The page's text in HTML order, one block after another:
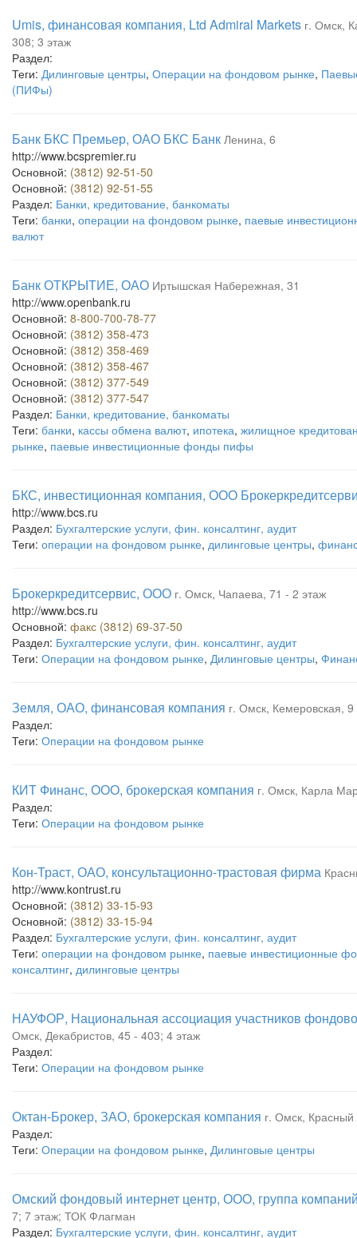
Umis, финансовая компания, Ltd Admiral Markets г. Омск,
308; 3 этаж
Раздел:
Теги: Дилинговые центры, Операции на фондовом рынке,
(ПИФы)
Банк БКС Премьер, ОАО БКС Банк Ленина, 6
http://www.bcspremier.ru
Основной: (3812) 92-51-50
Основной: (3812) 92-51-55
Раздел: Банки, кредитование, банкоматы
Теги: банки, операции на фондовом рынке, паевые
валют
Банк ОТКРЫТИЕ, ОАО Иртышская Набережная, 31
http://www.openbank.ru
Основной: 8-800-700-78-77
Основной: (3812) 358-473
Основной: (3812) 358-469
Основной: (3812) 358-467
Основной: (3812) 377-549
Основной: (3812) 377-547
Раздел: Банки, кредитование, банкоматы
Теги: банки, кассы обмена валют, ипотека, жилищное
рынке, паевые инвестиционные фонды пифы
БКС, инвестиционная компания, ООО
http://www.bcs.ru
Раздел: Бухгалтерские услуги, фин. консалтинг, аудит
Теги: операции на фондовом рынке, дилинговые центры,
Брокеркредитсервис, ООО г. Омск, Чапаева, 71 - 2 этаж
http://www.bcs.ru
Основной: факс (3812) 69-37-50
Раздел: Бухгалтерские услуги, фин. консалтинг, аудит
Теги: Операции на фондовом рынке, Дилинговые центры,
Земля, ОАО, финансовая компания г. Омск, Кемеровская,
Раздел:
Теги: Операции на фондовом рынке
КИТ Финанс, ООО, брокерская компания г. Омск, Карла
Раздел:
Теги: Операции на фондовом рынке
Кон-Траст, ОАО, консультационно-трастовая фирма
http://www.kontrust.ru
Основной: (3812) 33-15-93
Основной: (3812) 33-15-94
Раздел: Бухгалтерские услуги, фин. консалтинг, аудит
Теги: операции на фондовом рынке, паевые инвестиционные
консалтинг, дилинговые центры
НАУФОР, Национальная ассоциация участников
Омск, Декабристов, 45 - 403; 4 этаж
Раздел:
Теги: Операции на фондовом рынке
Октан-Брокер, ЗАО, брокерская компания г. Омск,
Раздел:
Теги: Операции на фондовом рынке, Дилинговые центры
Омский фондовый интернет центр, ООО, группа
7; 7 этаж; ТОК Флагман
Раздел: Бухгалтерские услуги, фин. консалтинг, аудит